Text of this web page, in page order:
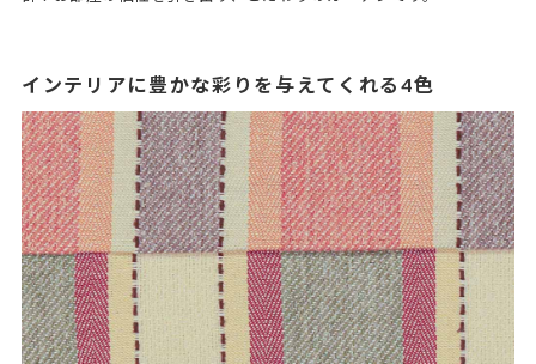
インテリアに豊かな彩りを与えてくれる4色